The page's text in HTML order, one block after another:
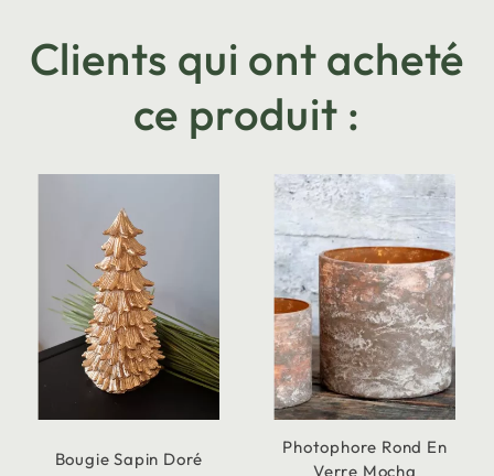
Clients qui ont acheté
ce produit :
Bougie Sapin Doré
Photophore Rond En
Verre Mocha